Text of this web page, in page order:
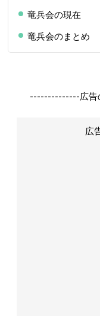
竜兵会の現在
竜兵会のまとめ
--------------広告
広